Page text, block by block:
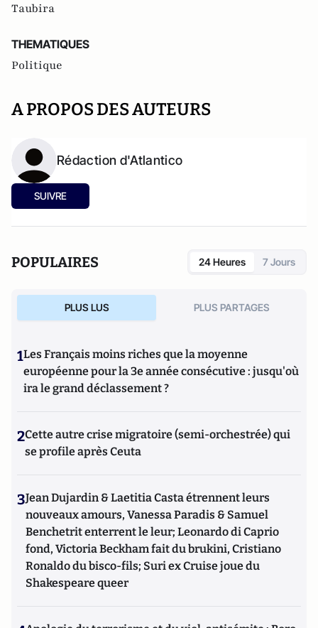
Taubira
THEMATIQUES
Politique
A PROPOS DES AUTEURS
Rédaction d'Atlantico
SUIVRE
POPULAIRES 24 Heures 7 Jours
PLUS LUS PLUS PARTAGES
1Les Français moins riches que la moyenne
européenne pour la 3e année consécutive : jusqu'où
ira le grand déclassement ?
2Cette autre crise migratoire (semi-orchestrée) qui
se profile après Ceuta
3Jean Dujardin & Laetitia Casta étrennent leurs
nouveaux amours, Vanessa Paradis & Samuel
Benchetrit enterrent le leur; Leonardo di Caprio
fond, Victoria Beckham fait du brukini, Cristiano
Ronaldo du bisco-fils; Suri ex Cruise joue du
Shakespeare queer